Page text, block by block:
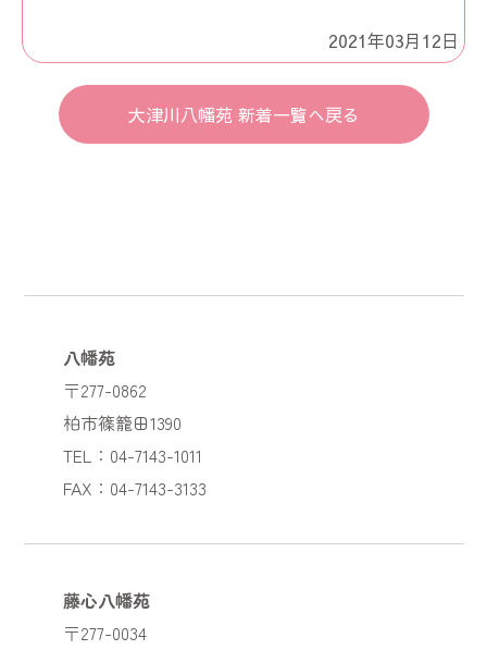
2021年03月12日
大津川八幡苑 新着一覧へ戻る
八幡苑
〒277-0862
柏市篠籠田1390
TEL：04-7143-1011
FAX：04-7143-3133
藤心八幡苑
〒277-0034